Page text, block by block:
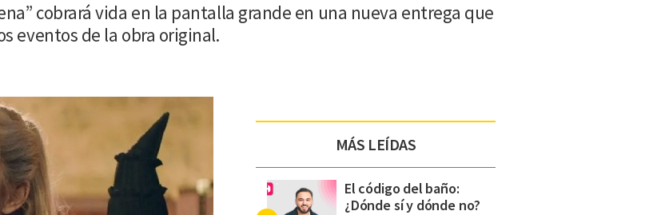
cobrará vida en la pantalla grande en una nueva entrega que
eventos de la obra original.
MÁS LEÍDAS
El código del baño:
¿Dónde sí y dónde no?